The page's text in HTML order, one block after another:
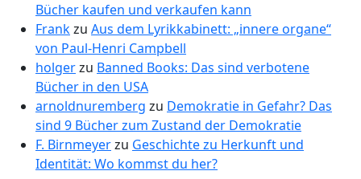
Bücher kaufen und verkaufen kann
Frankzu Aus dem Lyrikkabinett: „innere organe“
von Paul-Henri Campbell
holgerzu Banned Books: Das sind verbotene
Bücher in den USA
arnoldnuremberg zu Demokratie in Gefahr? Das
sind 9 Bücher zum Zustand der Demokratie
F. Birnmeyerzu Geschichte zu Herkunft und
Identität: Wo kommst du her?